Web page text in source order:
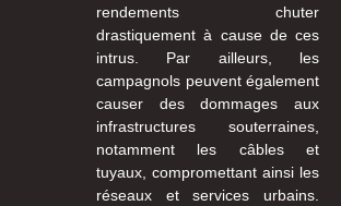
rendements chuter
drastiquement à cause de ces
intrus. Par ailleurs, les
campagnols peuvent également
causer des dommages aux
infrastructures souterraines,
notamment les câbles et
tuyaux, compromettant ainsi les
réseaux et services urbains.